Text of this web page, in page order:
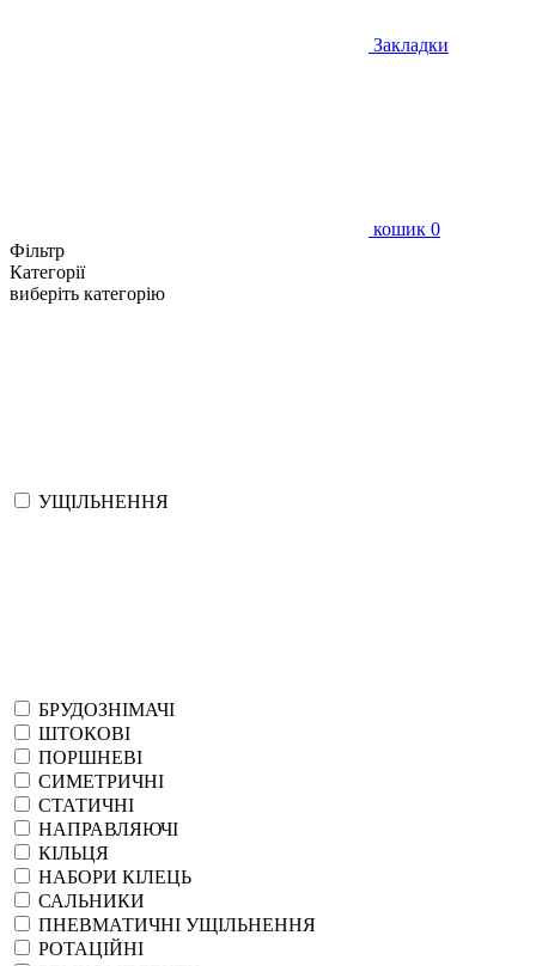
Закладки
кошик 0
Фільтр
Категорії
виберіть категорію
УЩІЛЬНЕННЯ
БРУДОЗНІМАЧІ
ШТОКОВІ
ПОРШНЕВІ
СИМЕТРИЧНІ
СТАТИЧНІ
НАПРАВЛЯЮЧІ
КІЛЬЦЯ
НАБОРИ КІЛЕЦЬ
САЛЬНИКИ
ПНЕВМАТИЧНІ УЩІЛЬНЕННЯ
РОТАЦІЙНІ